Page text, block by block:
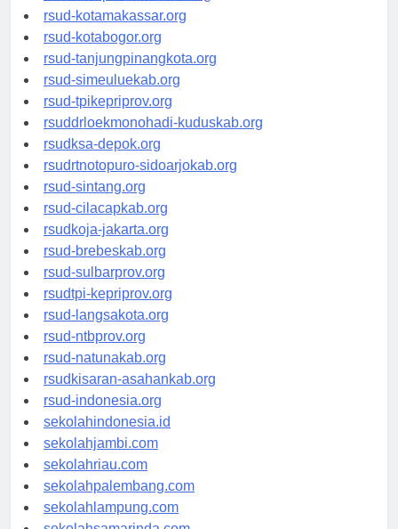
rsud-limapuluhkotakab.org
rsud-kotamakassar.org
rsud-kotabogor.org
rsud-tanjungpinangkota.org
rsud-simeuluekab.org
rsud-tpikepriprov.org
rsuddrloekmonohadi-kuduskab.org
rsudksa-depok.org
rsudrtnotopuro-sidoarjokab.org
rsud-sintang.org
rsud-cilacapkab.org
rsudkoja-jakarta.org
rsud-brebeskab.org
rsud-sulbarprov.org
rsudtpi-kepriprov.org
rsud-langsakota.org
rsud-ntbprov.org
rsud-natunakab.org
rsudkisaran-asahankab.org
rsud-indonesia.org
sekolahindonesia.id
sekolahjambi.com
sekolahriau.com
sekolahpalembang.com
sekolahlampung.com